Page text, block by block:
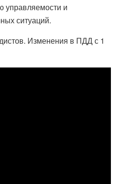
управляемости и
ситуаций.
Изменения в ПДД с 1